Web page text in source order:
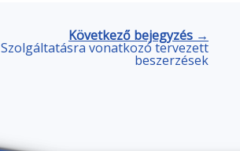
Következő bejegyzés →
Szolgáltatásra vonatkozó tervezett
beszerzések